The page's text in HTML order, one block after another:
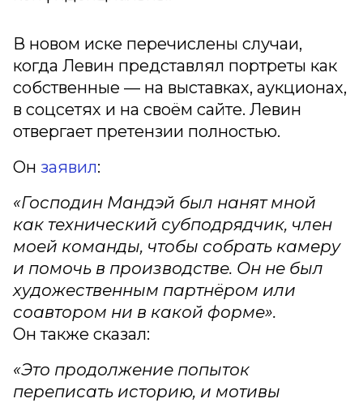
В новом иске перечислены случаи,
когда Левин представлял портреты как
собственные — на выставках, аукционах,
в соцсетях и на своём сайте. Левин
отвергает претензии полностью.
Он заявил:
«Господин Мандэй был нанят мной
как технический субподрядчик, член
моей команды, чтобы собрать камеру
и помочь в производстве. Он не был
художественным партнёром или
соавтором ни в какой форме».
Он также сказал:
«Это продолжение попыток
переписать историю, и мотивы